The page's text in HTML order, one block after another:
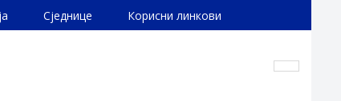
Сједнице Корисни линкови